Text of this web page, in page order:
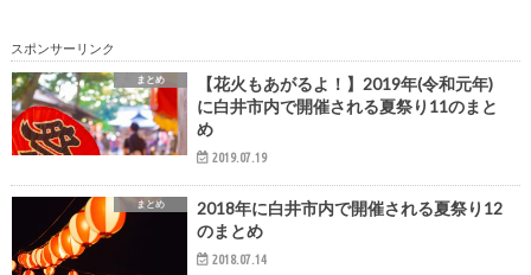
スポンサーリンク
まとめ
【花火もあがるよ！】2019年(令和元年)
に白井市内で開催される夏祭り11のまと
め
2019.07.19
まとめ
2018年に白井市内で開催される夏祭り12
のまとめ
2018.07.14